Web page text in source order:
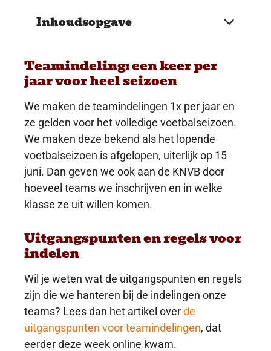
Inhoudsopgave
Teamindeling: een keer per
jaar voor heel seizoen
We maken de teamindelingen 1x per jaar en
ze gelden voor het volledige voetbalseizoen.
We maken deze bekend als het lopende
voetbalseizoen is afgelopen, uiterlijk op 15
juni. Dan geven we ook aan de KNVB door
hoeveel teams we inschrijven en in welke
klasse ze uit willen komen.
Uitgangspunten en regels voor
indelen
Wil je weten wat de uitgangspunten en regels
zijn die we hanteren bij de indelingen onze
teams? Lees dan het artikel overde
uitgangspunten voor teamindelingen, dat
eerder deze week online kwam.